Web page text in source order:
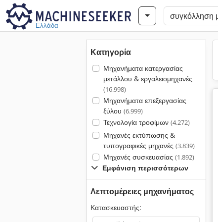
Ελλάδα
Κατηγορία
Μηχανήματα κατεργασίας
μετάλλου & εργαλειομηχανές
(16.998)
Μηχανήματα επεξεργασίας
ξύλου (6.999)
Τεχνολογία τροφίμων (4.272)
Μηχανές εκτύπωσης &
τυπογραφικές μηχανές (3.839)
Μηχανές συσκευασίας (1.892)
Εμφάνιση περισσότερων
Λεπτομέρειες μηχανήματος
Κατασκευαστής: